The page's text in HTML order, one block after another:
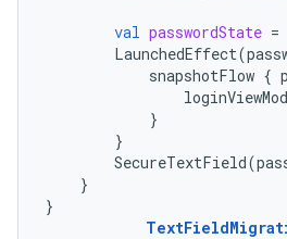
val passwordState =
LaunchedEffect(
snapshotFlow {
}
}
SecureTextField(
}
}